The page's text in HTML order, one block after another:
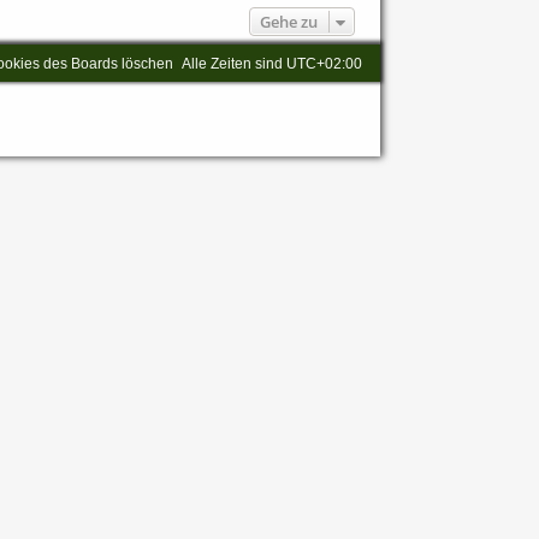
Gehe zu
Alle Zeiten sind UTC+02:00
des Boards löschen